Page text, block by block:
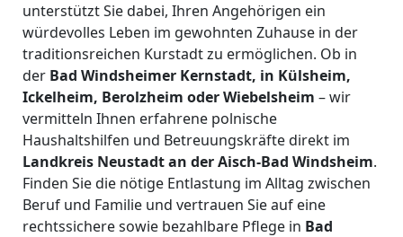
unterstützt Sie dabei, Ihren Angehörigen ein
würdevolles Leben im gewohnten Zuhause in der
traditionsreichen Kurstadt zu ermöglichen. Ob in
der Bad Windsheimer Kernstadt, in Külsheim,
Ickelheim, Berolzheim oder Wiebelsheim – wir
vermitteln Ihnen erfahrene polnische
Haushaltshilfen und Betreuungskräfte direkt im
Landkreis Neustadt an der Aisch-Bad Windsheim.
Finden Sie die nötige Entlastung im Alltag zwischen
Beruf und Familie und vertrauen Sie auf eine
rechtssichere sowie bezahlbare Pflege in Bad